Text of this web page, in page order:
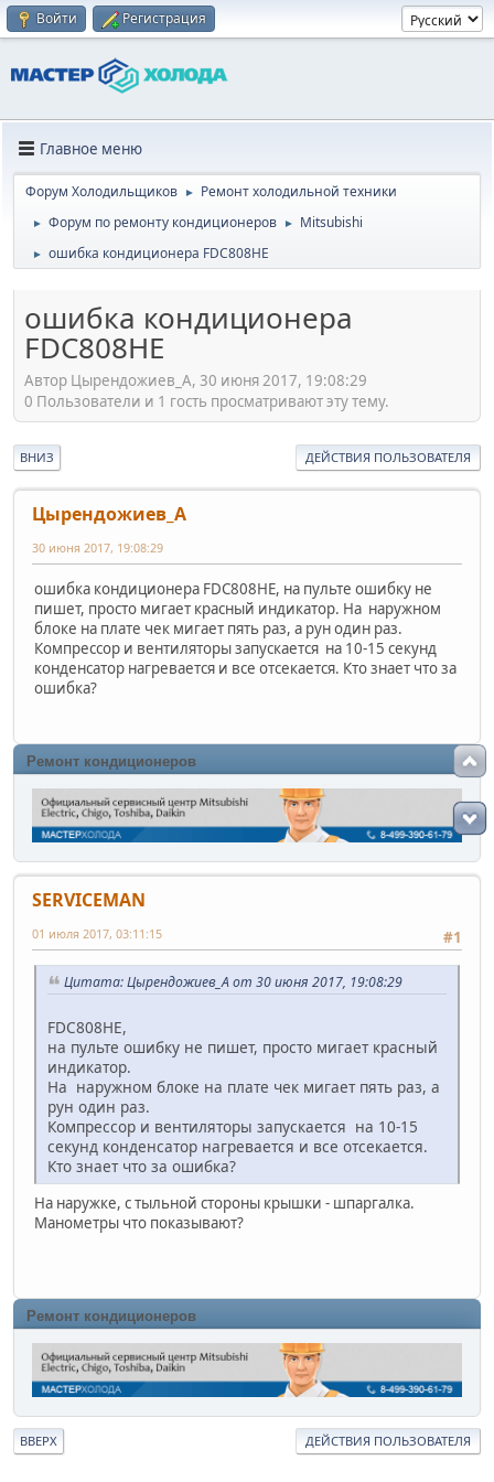
Войти Регистрация
Главное меню
Форум Холодильщиков ► Ремонт холодильной техники
► Форум по ремонту кондиционеров ► Mitsubishi
► ошибка кондиционера FDC808HE
ошибка кондиционера
FDC808HE
Автор Цырендожиев_А, 30 июня 2017, 19:08:29
0 Пользователи и 1 гость просматривают эту тему.
ВНИЗ ДЕЙСТВИЯ ПОЛЬЗОВАТЕЛЯ
Цырендожиев_А
30 июня 2017, 19:08:29
ошибка кондиционера FDC808HE, на пульте ошибку не
пишет, просто мигает красный индикатор. На наружном
блоке на плате чек мигает пять раз, а рун один раз.
Компрессор и вентиляторы запускается на 10-15 секунд
конденсатор нагревается и все отсекается. Кто знает что за
ошибка?
Ремонт кондиционеров
SERVICEMAN
#1
01 июля 2017, 03:11:15
Цитата: Цырендожиев_А от 30 июня 2017, 19:08:29
FDC808HE,
на пульте ошибку не пишет, просто мигает красный
индикатор.
На наружном блоке на плате чек мигает пять раз, а
рун один раз.
Компрессор и вентиляторы запускается на 10-15
секунд конденсатор нагревается и все отсекается.
Кто знает что за ошибка?
На наружке, с тыльной стороны крышки - шпаргалка.
Манометры что показывают?
Ремонт кондиционеров
ВВЕРХ ДЕЙСТВИЯ ПОЛЬЗОВАТЕЛЯ